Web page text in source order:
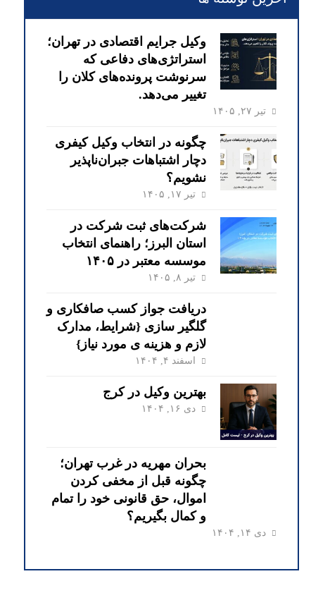
وکیل جرایم اقتصادی در تهران؛
استراتژی‌های دفاعی که
سرنوشت پرونده‌های کلان را
تغییر می‌دهد.
تیر ۲۷, ۱۴۰۵
چگونه در انتخاب وکیل کیفری
دچار اشتباهات جبران‌ناپذیر
نشویم؟
تیر ۱۷, ۱۴۰۵
شرکت‌های ثبت شرکت در
استان البرز؛ راهنمای انتخاب
موسسه معتبر در ۱۴۰۵
تیر ۸, ۱۴۰۵
دریافت جواز کسب صافکاری و
گلگیر سازی {شرایط، مدارک
لازم و هزینه ی مورد نیاز}
اسفند ۴, ۱۴۰۴
بهترین وکیل در کرج
دی ۱۶, ۱۴۰۴
بحران مهریه در غرب تهران؛
چگونه قبل از مخفی کردن
اموال، حق قانونی خود را تمام
و کمال بگیریم؟
دی ۱۴, ۱۴۰۴